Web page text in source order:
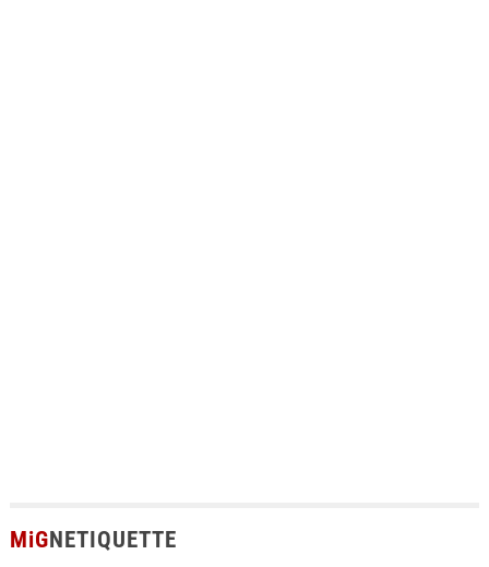
MiGNETIQUETTE